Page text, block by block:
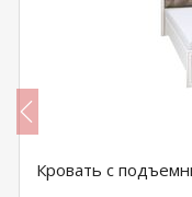
Кровать с